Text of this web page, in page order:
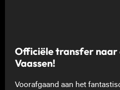
Officiële transfer naar
Vaassen!
Voorafgaand aan het